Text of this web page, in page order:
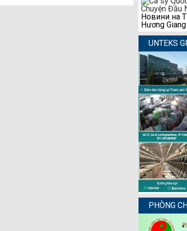
Новини на
Hương Giang
UNTEKS
PHÒNG